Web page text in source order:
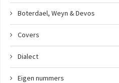
Boterdael, Weyn & Devos
Covers
Dialect
Eigen nummers